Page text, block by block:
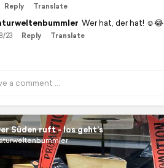
Reply Translate
Wer hat, der hat! ☺️😂
23 Reply Translate
Süden ruft - los geht’s